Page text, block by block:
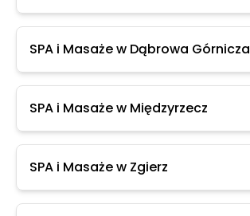
SPA i Masaże w Dąbrowa Górnicza
SPA i Masaże w Międzyrzecz
SPA i Masaże w Zgierz